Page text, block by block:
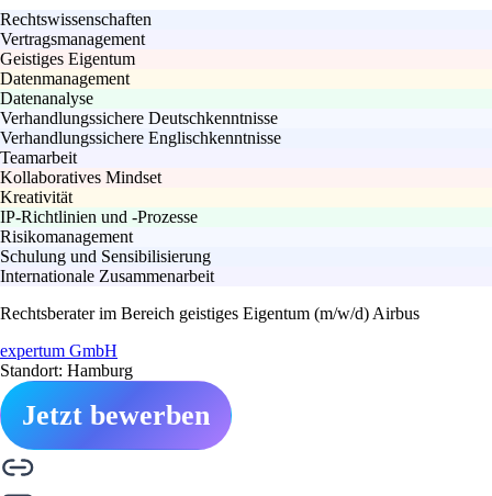
Rechtswissenschaften
Vertragsmanagement
Geistiges Eigentum
Datenmanagement
Datenanalyse
Verhandlungssichere Deutschkenntnisse
Verhandlungssichere Englischkenntnisse
Teamarbeit
Kollaboratives Mindset
Kreativität
IP-Richtlinien und -Prozesse
Risikomanagement
Schulung und Sensibilisierung
Internationale Zusammenarbeit
Rechtsberater im Bereich geistiges Eigentum (m/w/d) Airbus
expertum GmbH
Standort: Hamburg
Jetzt bewerben